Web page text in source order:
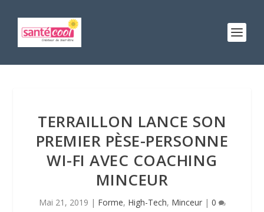
TERRAILLON LANCE SON
PREMIER PÈSE-PERSONNE
WI-FI AVEC COACHING
MINCEUR
Mai 21, 2019 | Forme, High-Tech, Minceur| 0